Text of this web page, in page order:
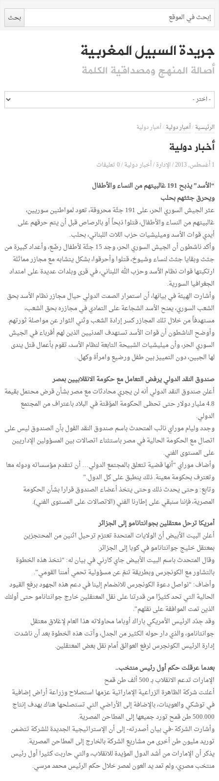
جريدة السبيل المغربية
أصالة المنهج ومصداقية الكلمة
الرئيسية/أخبار دولية/أخبار دولية
أخبار دولية
1 أغسطس, 2013 /الإدارة/أخبار دولية/0 تعليقات
“الأسد” يذبح 191 غالبيتهم من النساء والأطفال
ويحرق جثثهم بحلب
عثر الجيش السوري الحر، على 191 جثّة محروقة، تعود لمواطنين سوريين،
غالبيتهم من النساء والأطفال، قتلوا ذبحاً أو بالرصاص قبل أن يتم حرقهم على
أيدي قوات الأسد وميليشيات حزب اللات اللبناني، بحلب.
وأكد ناشطون أن الجيش السوري الحر، وجد 15 جثّة لأطفال رضّع، وأعداد كبيرة من
جثث وبقايا جثث لنساء وشيوخ، قتلوا وأحرقوا، بشكل يتشابه مع مجازر مماثلة
ارتكبتها قوات نظام الأسد وحزب الله اللبناني، في قرى وبلدات عديدة على امتداد
الجغرافيا السورية.
وأشارت الهيئة في بيانها، أن استمرار الصمت الدولي حيال مجازر نظام الأسد بحق
الشعب السوري، يمنح الأسد الشجاعة على التمادي في مجازره بحق الشعب،
مستهدفاً من خلال تلك المجازر كسر إرادة الشعب وثني الثوار عن مواصلة ثورتهم.
وأوضح الناشطون أن قوات الأسد تستهدف المدنيين الذين لهم أقرباء في الجيش
السوري الحر، وأن ميليشيات الشبيحة التابعة لنظام الأسد، تقوم بأعمال قتل يندى
لها الجبين، دون التمييز بين طفل ورضيع وامرأة وكهل.
صندوق النقد الدولي يرفض التعامل مع حكومة الانقلابيين بمصر
أعلن صندوق النقد الدولي أنه لن يجري محادثات مع مصر بشأن قرض محتمل بقيمة
4.8 مليار دولار حتى تحظى الحكومة المؤقتة في البلاد باعتراف من المجتمع
الدولي.
وجدد وليام موراي نائب المتحدث باسم صندوق النقد القول بأن الصندوق ليس على
اتصال مع الحكومة الحالية في مصر باستثناء اتصالات بين المسؤولين الإداريين
على المستوى الفني.
وأضاف موراي “أنها قضية تتعلق بالمجتمع الدولي… أن تتقدم مؤسساته ودوله معا
وتعترف بحكومة معينة. ذلك ينطبق على كل الدول.”
وتابع: وحتى يحدث ذلك وحتى يتخذ أعضاء الصندوق قرارا بشأن الحكومة
المصرية، فإننا سنبقي على إطارنا الفني (الاتصالات على المستوى الفني).
أمريكا ترحل معتقلين بجوانتانامو إلى الجزائر
أعلن البيت الأبيض أنّ الولايات المتحدة تعتزم ترحيل اثنين من المحتجزين
بمعتقل خليج جوانتانامو في كوبا إلى الجزائر.
وقال المتحدث باسم البيت الأبيض جاي كارني في بيان له: “نتخذ هذه الخطوة
بالتشاور مع الكونجرس وبطريقة تنمّ عن مسؤولية تحمي أمننا القومي”.
وأضاف: “نواصل دعوة الكونجرس للانضمام إلينا في دعم هذه الجهود برفع القيود
الحالية التي تحد كثيرًا من قدرتنا على نقل المعتقلين خارج جوانتانامو حتى أولئك
الذين تمت الموافقة على نقلهم”.
وقد جدّد الرئيس الأمريكي باراك أوباما محاولاته هذا العام لإغلاق معتقل
جوانتانامو، والذي دار حوله الكثير من الجدل، وأتت هذه الخطوة بعد أن ناشدت
إدارة الرئيس الكونجرس لرفع العوائق أمام نقل بعض المعتقلين.
بعدما عرقلت حكم أول رئيس منتخب..
الإمارات تدعم الانقلاب بـ 500 ألف طن قمح
أعلنت شركة الظاهرة الزراعية الإماراتية عزمها استصلاح وزراعة أراض إضافية
في توشكي والعوينات، بالإضافة إلى الأراضي التي تستصلحها هناك بهدف إنتاج
500.000 طن قمح تورد جميعها إلى المطاحن المصرية.
وأشارت الشركة -في بيان أصدرته- إلى أن الإستراتيجية الجديدة للشركة تتضمن
توريد مليون طن أخرى من مشاريع الشركة بالخارج إلى المطاحن المصرية.
يذكر أن الإمارات من أشد الدول المؤيدة للانقلاب، والتي حاربت كثيرا أول رئيس
منتخب مصري، ولم تمد يد العون لمصر خلال حكم الرئيس محمد مرسي.